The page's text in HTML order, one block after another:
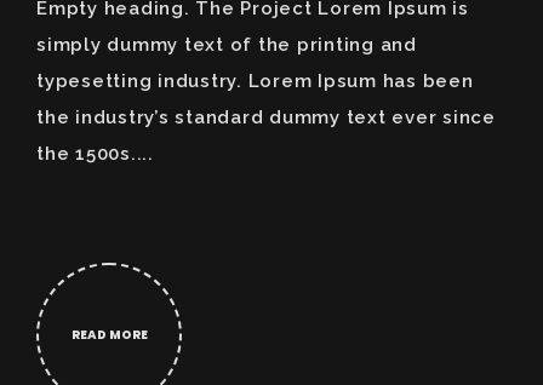
Empty heading. The Project Lorem Ipsum is
simply dummy text of the printing and
typesetting industry. Lorem Ipsum has been
the industry’s standard dummy text ever since
the 1500s....
READ MORE